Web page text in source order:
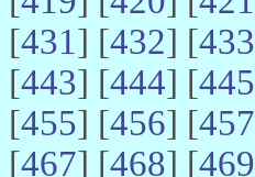
[431] [432] [433
[443] [444] [445
[455] [456] [457
[467] [468] [469